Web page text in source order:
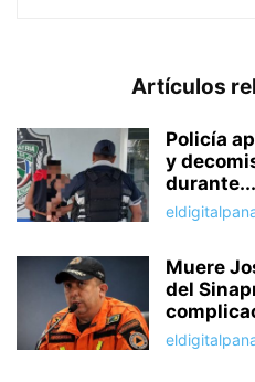
Artículos
Policía
y
durante...
Muere
del